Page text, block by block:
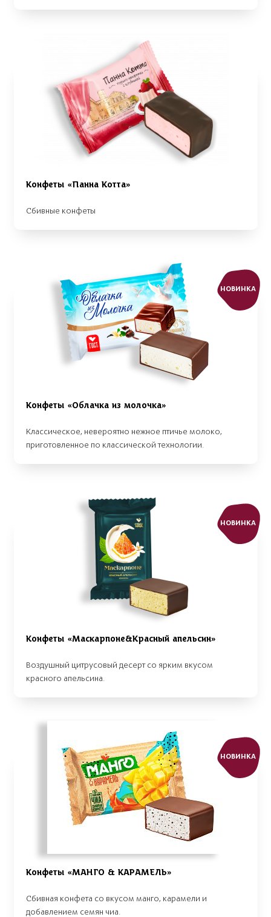
Конфеты «Панна Котта»
Сбивные конфеты
НОВИНКА
Конфеты «Облачка из молочка»
Классическое, невероятно нежное птичье молоко,
приготовленное по классической технологии.
НОВИНКА
Конфеты «Маскарпоне&Красный апельсин»
Воздушный цитрусовый десерт со ярким вкусом
красного апельсина.
НОВИНКА
Конфеты «МАНГО & КАРАМЕЛЬ»
Сбивная конфета со вкусом манго, карамели и
добавлением семян чиа.